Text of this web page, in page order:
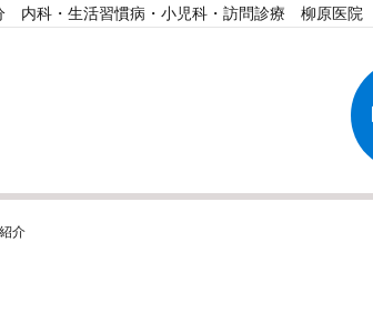
内科・生活習慣病・小児科・訪問診療 柳原医院
介